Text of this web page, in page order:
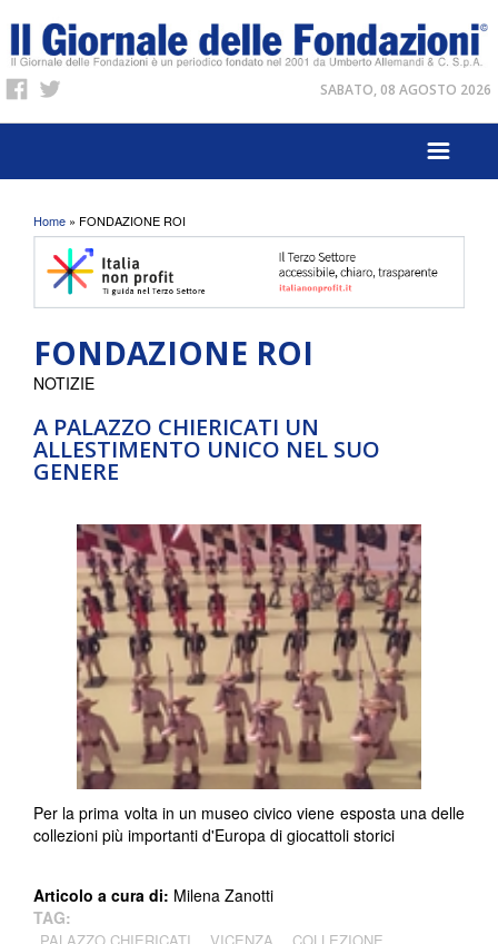
SABATO, 08 AGOSTO 2026
Tu sei qui
Home » FONDAZIONE ROI
FONDAZIONE ROI
A PALAZZO CHIERICATI UN
ALLESTIMENTO UNICO NEL SUO
GENERE
NOTIZIE
Per la prima volta in un museo civico viene esposta una delle
collezioni più importanti d'Europa di giocattoli storici
Articolo a cura di: Milena Zanotti
TAG: